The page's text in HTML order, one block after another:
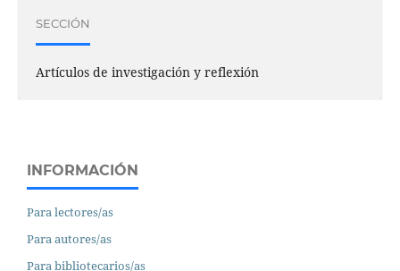
SECCIÓN
Artículos de investigación y reflexión
INFORMACIÓN
Para lectores/as
Para autores/as
Para bibliotecarios/as